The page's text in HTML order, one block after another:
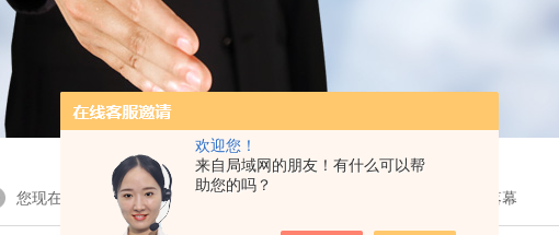
欢迎您！
来自局域网的朋友！有什么可以帮
助您的吗？
您现在的位置：首页> 新闻中心 > 上海知楚仪器*届全国代理商交流会落幕